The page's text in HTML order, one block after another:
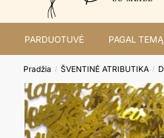
PARDUOTUVĖ PAGAL TEMĄ
Pradžia / ŠVENTINĖ ATRIBUTIKA /